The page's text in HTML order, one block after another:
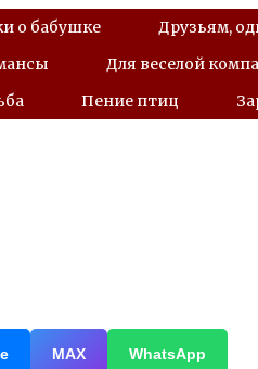
о бабушке Друзьям,
Для веселой
Пение птиц
МАХ WhatsApp